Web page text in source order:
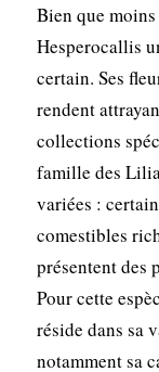
Bien que
Hesperocallis
certain. Ses
rendent
collections
famille des
variées :
comestibles
présentent des
Pour cette
réside dans sa
notamment sa